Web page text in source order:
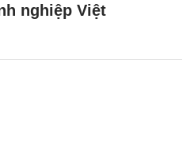
nghiệp Việt